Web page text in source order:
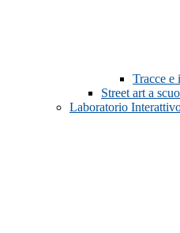
Tracce e
Street art a
Laboratorio